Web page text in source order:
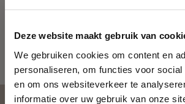
Deze website maakt gebruik van
We gebruiken cookies om content en
personaliseren, om functies voor social
en om ons websiteverkeer te
informatie over uw gebruik van onze
Zoals getoond: 180 cm breed in de stof